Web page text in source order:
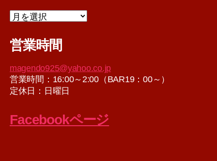
ア
ー
イ
営業時間
magendo925@yahoo.co.jp
営業時間：16:00～2:00（BAR19：00～）
定休日：日曜日
Facebookページ